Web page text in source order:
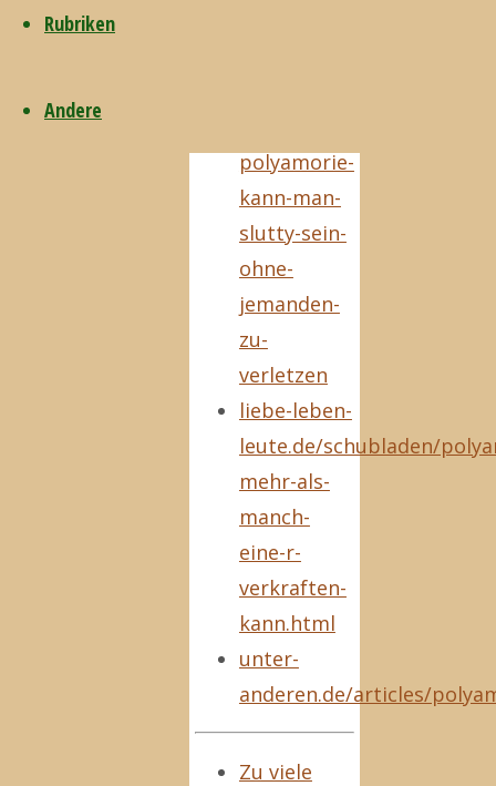
Rubriken
Andere
polyamorie-
kann-man-
slutty-sein-
ohne-
jemanden-
zu-
verletzen
liebe-leben-
leute.de/schubladen/
mehr-als-
manch-
eine-r-
verkraften-
kann.html
unter-
anderen.de/articles/
Zu viele